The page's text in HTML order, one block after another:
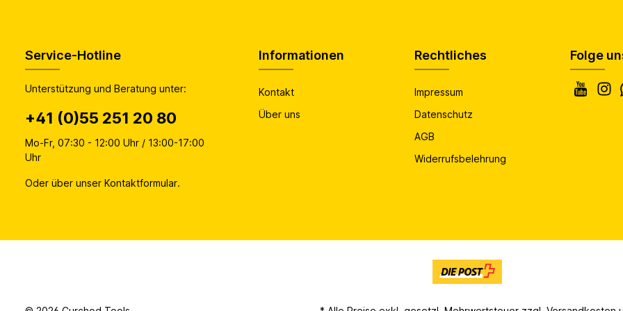
Folge
Service-Hotline
Unterstützung und Beratung unter:
+41 (0)55 251 20 80
Mo-Fr, 07:30 - 12:00 Uhr / 13:00-17:00
Uhr
Oder über unser Kontaktformular.
Informationen
Kontakt
Über uns
Rechtliches
Impressum
Datenschutz
AGB
Widerrufsbelehrung